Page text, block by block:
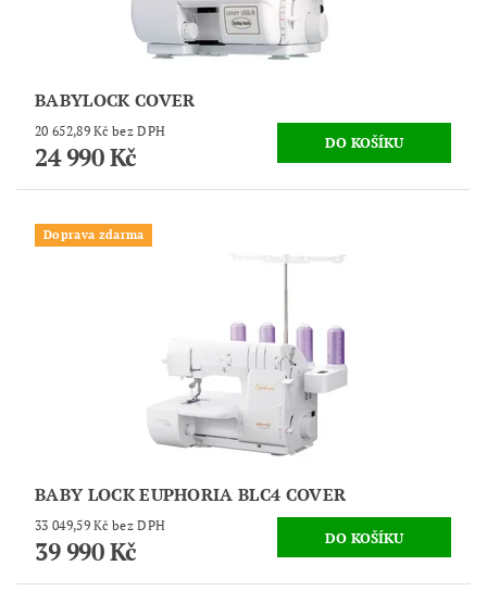
BABYLOCK COVER
20 652,89 Kč bez DPH
24 990 Kč
Doprava zdarma
BABY LOCK EUPHORIA BLC4 COVER
33 049,59 Kč bez DPH
39 990 Kč